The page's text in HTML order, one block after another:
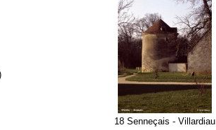
18 Senneçais - Villardiau